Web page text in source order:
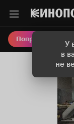
У
в
не
Попробовать